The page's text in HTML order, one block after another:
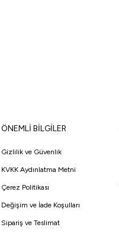
ÖNEMLİ BİLGİLER
Gizlilik ve Güvenlik
KVKK Aydınlatma Metni
Çerez Politikası
Değişim ve İade Koşulları
Sipariş ve Teslimat